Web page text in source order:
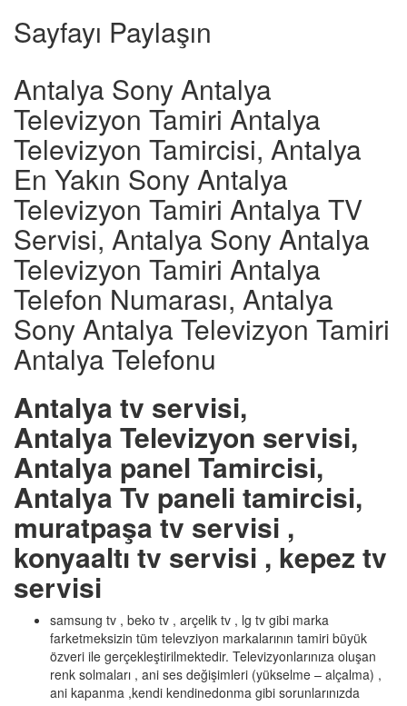
Sayfayı Paylaşın
Antalya Sony Antalya
Televizyon Tamiri Antalya
Televizyon Tamircisi, Antalya
En Yakın Sony Antalya
Televizyon Tamiri Antalya TV
Servisi, Antalya Sony Antalya
Televizyon Tamiri Antalya
Telefon Numarası, Antalya
Sony Antalya Televizyon Tamiri
Antalya Telefonu
Antalya tv servisi,
Antalya Televizyon servisi,
Antalya panel Tamircisi,
Antalya Tv paneli tamircisi,
muratpaşa tv servisi ,
konyaaltı tv servisi , kepez tv
servisi
samsung tv , beko tv , arçelik tv , lg tv gibi marka
farketmeksizin tüm televziyon markalarının tamiri büyük
özveri ile gerçekleştirilmektedir. Televizyonlarınıza oluşan
renk solmaları , ani ses değişimleri (yükselme – alçalma) ,
ani kapanma ,kendi kendinedonma gibi sorunlarınızda